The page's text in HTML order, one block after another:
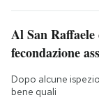
Al San
fecondazione
Dopo alcune
bene quali